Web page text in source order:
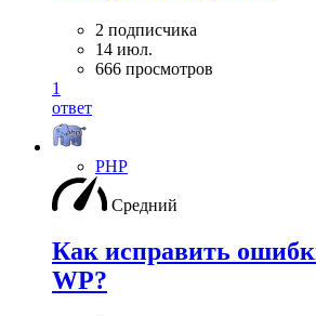
2 подписчика
14 июл.
666 просмотров
1
ответ
PHP
Средний
Как исправить
WP?